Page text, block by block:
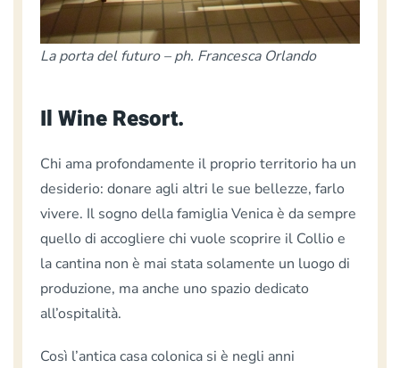
La porta del futuro – ph. Francesca Orlando
Il Wine Resort.
Chi ama profondamente il proprio territorio ha un
desiderio: donare agli altri le sue bellezze, farlo
vivere. Il sogno della famiglia Venica è da sempre
quello di accogliere chi vuole scoprire il Collio e
la cantina non è mai stata solamente un luogo di
produzione, ma anche uno spazio dedicato
all’ospitalità.
Così l’antica casa colonica si è negli anni